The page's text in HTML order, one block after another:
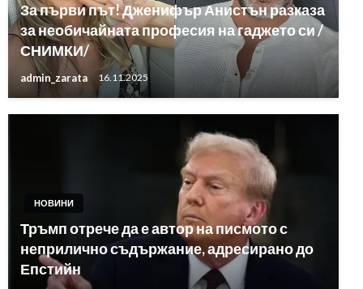
За първи път! Дженифър Анистън разказа
за необичайната професия на гаджето си /
СНИМКИ/
admin_zarata 16.11.2025
НОВИНИ
Тръмп отрече да е автор на писмото с
неприлично съдържание, адресирано до
Епстийн